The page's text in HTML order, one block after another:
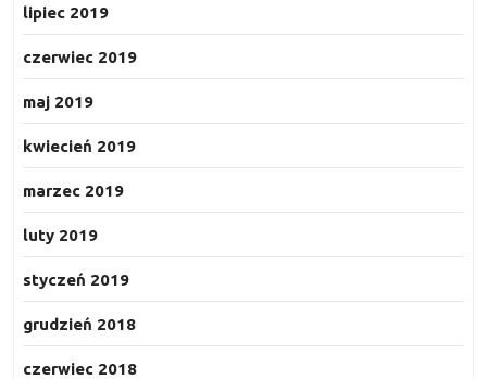
lipiec 2019
czerwiec 2019
maj 2019
kwiecień 2019
marzec 2019
luty 2019
styczeń 2019
grudzień 2018
czerwiec 2018